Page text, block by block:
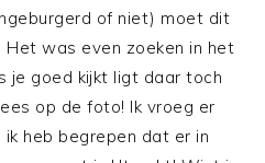
of niet) moet dit
was even zoeken in het
je goed kijkt ligt daar toch
op de foto! Ik vroeg er
heb begrepen dat er in